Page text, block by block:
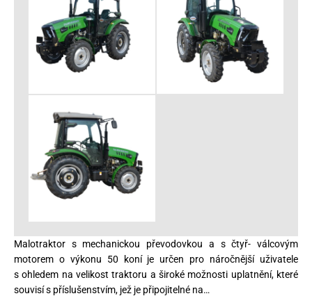
Malotraktor s mechanickou převodovkou a s čtyř- válcovým
motorem o výkonu 50 koní je určen pro náročnější uživatele
s ohledem na velikost traktoru a široké možnosti uplatnění, které
souvisí s příslušenstvím, jež je připojitelné na…